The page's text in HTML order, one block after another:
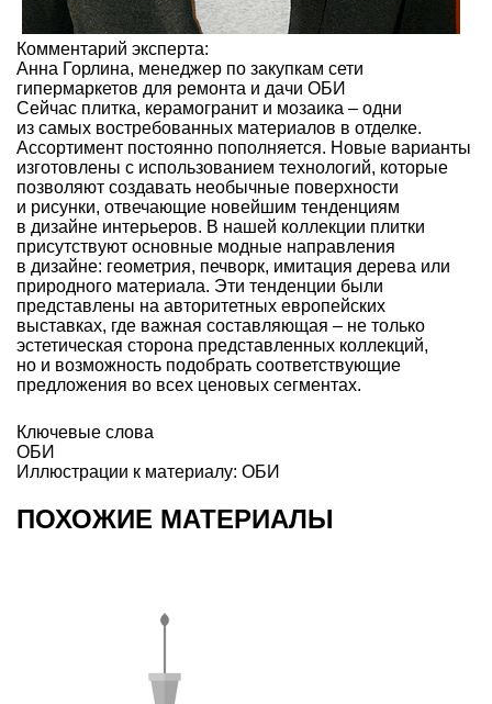
Комментарий эксперта:
Анна Горлина, менеджер по закупкам сети
гипермаркетов для ремонта и дачи ОБИ
Сейчас плитка, керамогранит и мозаика – одни
из самых востребованных материалов в отделке.
Ассортимент постоянно пополняется. Новые варианты
изготовлены с использованием технологий, которые
позволяют создавать необычные поверхности
и рисунки, отвечающие новейшим тенденциям
в дизайне интерьеров. В нашей коллекции плитки
присутствуют основные модные направления
в дизайне: геометрия, печворк, имитация дерева или
природного материала. Эти тенденции были
представлены на авторитетных европейских
выставках, где важная составляющая – не только
эстетическая сторона представленных коллекций,
но и возможность подобрать соответствующие
предложения во всех ценовых сегментах.
Ключевые слова
ОБИ
Иллюстрации к материалу: ОБИ
ПОХОЖИЕ МАТЕРИАЛЫ